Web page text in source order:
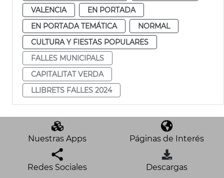
VALENCIA
EN PORTADA
EN PORTADA TEMÁTICA
NORMAL
CULTURA Y FIESTAS POPULARES
FALLES MUNICIPALS
CAPITALITAT VERDA
LLIBRETS FALLES 2024
Nuestras Apps Páginas de Interés
Redes Sociales Descargas